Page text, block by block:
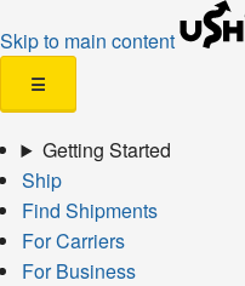
Skip to main content
☰
Getting Started
Ship
Find Shipments
For Carriers
For Business